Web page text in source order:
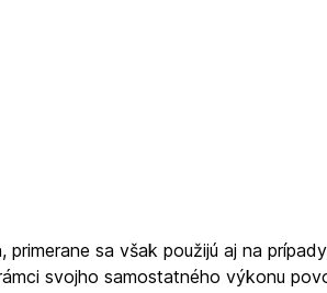
sa však použijú aj na
svojho samostatného výkonu